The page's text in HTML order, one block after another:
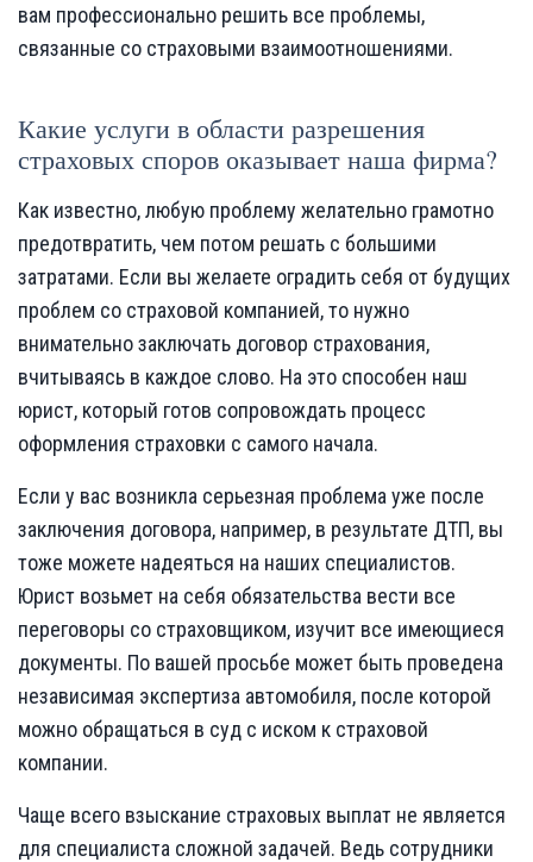
вам профессионально решить все проблемы,
связанные со страховыми взаимоотношениями.
Какие услуги в области разрешения
страховых споров оказывает наша фирма?
Как известно, любую проблему желательно грамотно
предотвратить, чем потом решать с большими
затратами. Если вы желаете оградить себя от будущих
проблем со страховой компанией, то нужно
внимательно заключать договор страхования,
вчитываясь в каждое слово. На это способен наш
юрист, который готов сопровождать процесс
оформления страховки с самого начала.
Если у вас возникла серьезная проблема уже после
заключения договора, например, в результате ДТП, вы
тоже можете надеяться на наших специалистов.
Юрист возьмет на себя обязательства вести все
переговоры со страховщиком, изучит все имеющиеся
документы. По вашей просьбе может быть проведена
независимая экспертиза автомобиля, после которой
можно обращаться в суд с иском к страховой
компании.
Чаще всего взыскание страховых выплат не является
для специалиста сложной задачей. Ведь сотрудники